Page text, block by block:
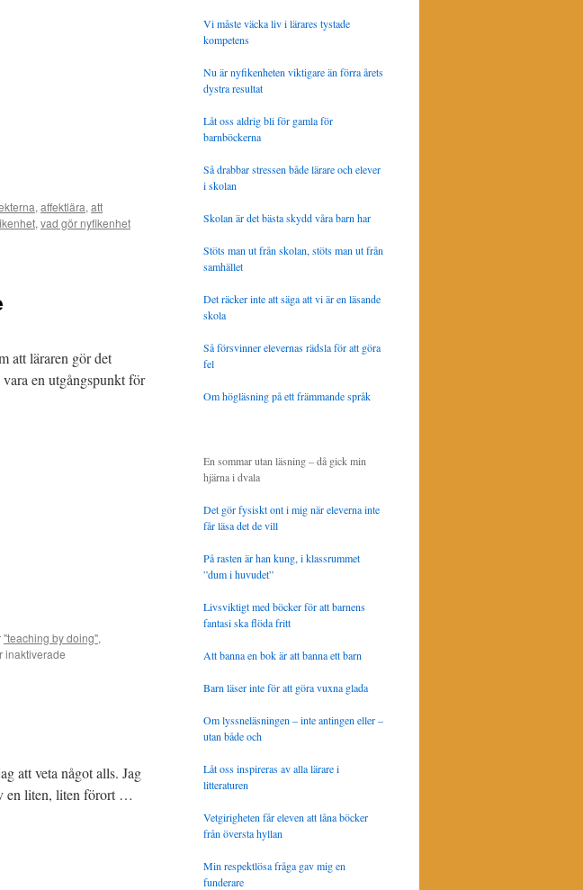
, affektlära, att
, vad gör nyfikenhet
att läraren gör det
en utgångspunkt för
"teaching by doing",
inaktiverade
elevens
lärande
att veta något alls. Jag
en liten, liten förort …
Vi måste väcka liv i lärares tystade
kompetens
Nu är nyfikenheten viktigare än förra årets
dystra resultat
Låt oss aldrig bli för gamla för
barnböckerna
Så drabbar stressen både lärare och elever
i skolan
Skolan är det bästa skydd våra barn har
Stöts man ut från skolan, stöts man ut från
samhället
Det räcker inte att säga att vi är en läsande
skola
Så försvinner elevernas rädsla för att göra
fel
Om högläsning på ett främmande språk
En sommar utan läsning – då gick min
hjärna i dvala
Det gör fysiskt ont i mig när eleverna inte
får läsa det de vill
På rasten är han kung, i klassrummet
”dum i huvudet”
Livsviktigt med böcker för att barnens
fantasi ska flöda fritt
Att banna en bok är att banna ett barn
Barn läser inte för att göra vuxna glada
Om lyssneläsningen – inte antingen eller –
utan både och
Låt oss inspireras av alla lärare i
litteraturen
Vetgirigheten får eleven att låna böcker
från översta hyllan
Min respektlösa fråga gav mig en
funderare